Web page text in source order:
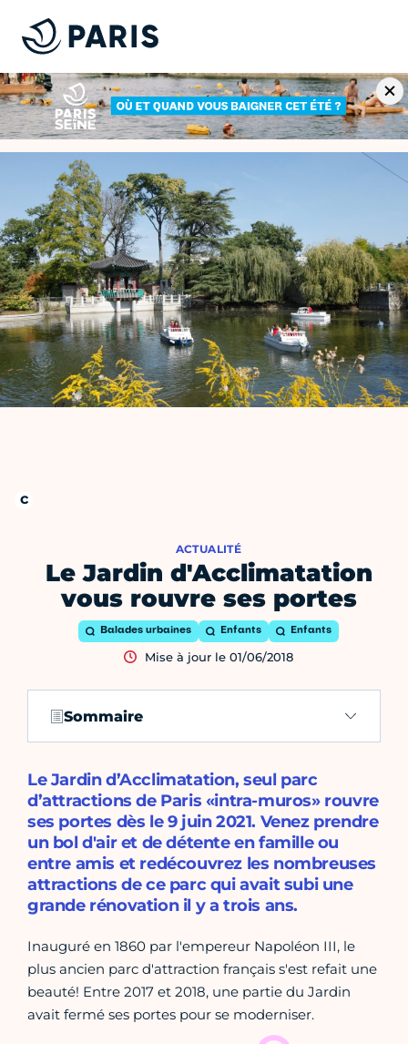
Le Jardin d'Acclimatation
vous rouvre ses portes
ACTUALITÉ
Balades urbaines Enfants Enfants
Mise à jour le 01/06/2018
Sommaire
Le Jardin d’Acclimatation, seul parc
d’attractions de Paris «intra-muros» rouvre
ses portes dès le 9 juin 2021. Venez prendre
un bol d'air et de détente en famille ou
entre amis et redécouvrez les nombreuses
attractions de ce parc qui avait subi une
grande rénovation il y a trois ans.
Inauguré en 1860 par l'empereur Napoléon III, le
plus ancien parc d'attraction français s'est refait une
beauté! Entre 2017 et 2018, une partie du Jardin
avait fermé ses portes pour se moderniser.